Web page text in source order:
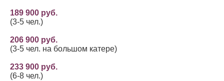
189 900 руб.
(3-5 чел.)
206 900 руб.
(3-5 чел. на большом катере)
233 900 руб.
(6-8 чел.)